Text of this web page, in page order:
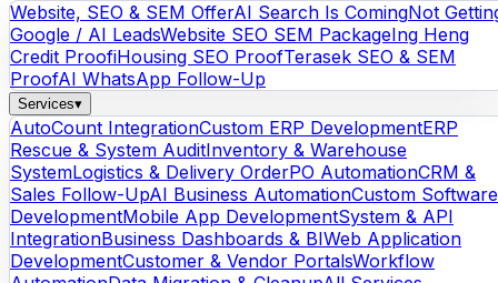
Website, SEO & SEM OfferAI Search Is ComingNot
Google / AI LeadsWebsite SEO SEM PackageIng Heng
Credit ProofiHousing SEO ProofTerasek SEO & SEM
ProofAI WhatsApp Follow-Up
Services▾
AutoCount IntegrationCustom ERP DevelopmentERP
Rescue & System AuditInventory & Warehouse
SystemLogistics & Delivery OrderPO AutomationCRM &
Sales Follow-UpAI Business AutomationCustom Software
DevelopmentMobile App DevelopmentSystem & API
IntegrationBusiness Dashboards & BIWeb Application
DevelopmentCustomer & Vendor PortalsWorkflow